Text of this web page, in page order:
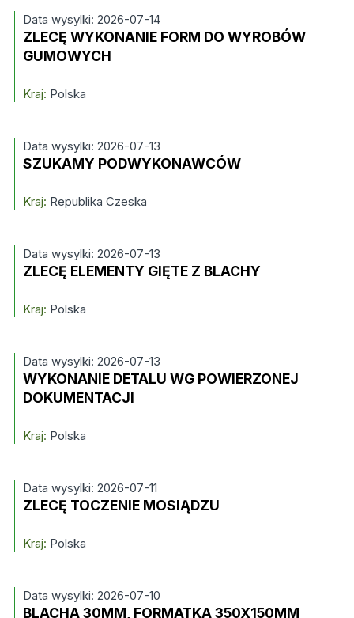
Data wysylki: 2026-07-14
ZLECĘ WYKONANIE FORM DO WYROBÓW
GUMOWYCH
Kraj: Polska
Data wysylki: 2026-07-13
SZUKAMY PODWYKONAWCÓW
Kraj: Republika Czeska
Data wysylki: 2026-07-13
ZLECĘ ELEMENTY GIĘTE Z BLACHY
Kraj: Polska
Data wysylki: 2026-07-13
WYKONANIE DETALU WG POWIERZONEJ
DOKUMENTACJI
Kraj: Polska
Data wysylki: 2026-07-11
ZLECĘ TOCZENIE MOSIĄDZU
Kraj: Polska
Data wysylki: 2026-07-10
BLACHA 30MM, FORMATKA 350X150MM